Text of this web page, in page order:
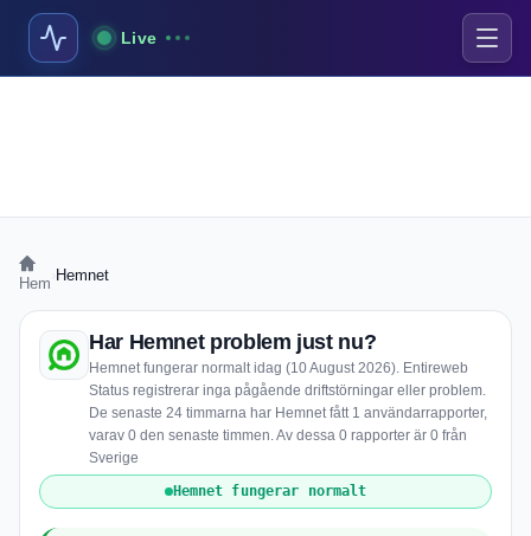
Live
Hem Hemnet
Har Hemnet problem just nu?
Hemnet fungerar normalt idag (10 August 2026). Entireweb
Status registrerar inga pågående driftstörningar eller problem.
De senaste 24 timmarna har Hemnet fått 1 användarrapporter,
varav 0 den senaste timmen. Av dessa 0 rapporter är 0 från
Sverige
Hemnet fungerar normalt